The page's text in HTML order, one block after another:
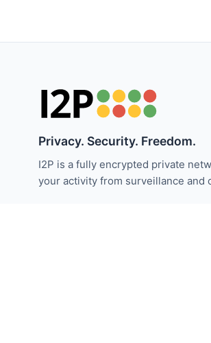
Privacy. Security. Freedom.
I2P is a fully encrypted private
your activity from surveillance and